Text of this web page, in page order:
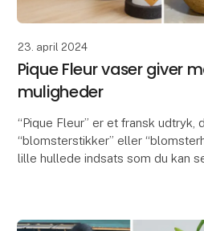
23. april 2024
Pique Fleur vaser giver
muligheder
“Pique Fleur” er et fransk udtryk,
“blomsterstikker” eller
lille hullede indsats som du kan